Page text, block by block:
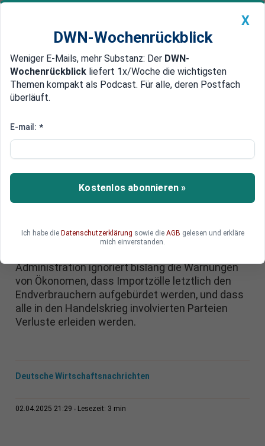
Newsticker MEIN DWN: Geldanlage Premium
Edelmetalle DWN-Magazin China
Trump-Zölle könnten
und Insolvenzen anheizen - die
EU bereitet sich vor
Präsident Donald Trump vor, die, so sein Plan, „in
Administration ignoriert bislang die Warnungen
von Ökonomen, dass Importzölle letztlich den
Endverbrauchern aufgebürdet werden, und dass
alle in den Handelskrieg involvierten Parteien
Verluste erleiden werden.
Deutsche Wirtschaftsnachrichten
02.04.2025 21:29 Lesezeit: 3 min
X
DWN-Wochenrückblick
Weniger E-Mails, mehr Substanz: Der DWN-
Wochenrückblick liefert 1x/Woche die wichtigsten
Themen kompakt als Podcast. Für alle, deren Postfach
überläuft.
E-mail: *
Kostenlos abonnieren »
Ich habe die Datenschutzerklärung sowie die AGB gelesen und erkläre
mich einverstanden.